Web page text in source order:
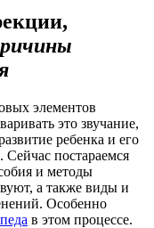
элементов
это звучание,
ребенка и его
постараемся
и методы
а также виды и
Особенно
в этом процессе.